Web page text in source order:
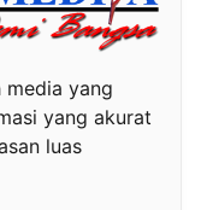
media yang
yang akurat
luas